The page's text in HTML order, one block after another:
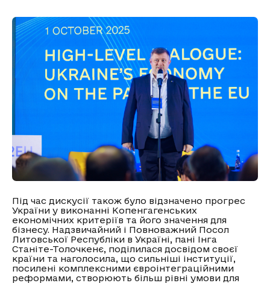
Під час дискусії також було відзначено прогрес
України у виконанні Копенгагенських
економічних критеріїв та його значення для
бізнесу. Надзвичайний і Повноважний Посол
Литовської Республіки в Україні, пані Інга
Станіте-Толочкенє, поділилася досвідом своєї
країни та наголосила, що сильніші інституції,
посилені комплексними євроінтеграційними
реформами, створюють більш рівні умови для